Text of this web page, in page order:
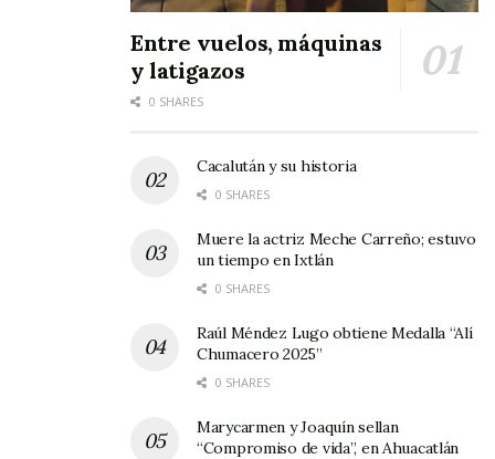
Entre vuelos, máquinas
y latigazos
0 SHARES
Cacalután y su historia
0 SHARES
Muere la actriz Meche Carreño; estuvo
un tiempo en Ixtlán
0 SHARES
Raúl Méndez Lugo obtiene Medalla “Alí
Chumacero 2025”
0 SHARES
Marycarmen y Joaquín sellan
“Compromiso de vida”, en Ahuacatlán